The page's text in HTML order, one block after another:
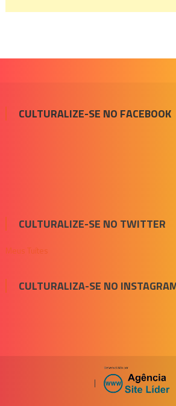
CULTURALIZE-SE NO FACEBOOK
CULTURALIZE-SE NO TWITTER
Meus Tuítes
CULTURALIZA-SE NO
|